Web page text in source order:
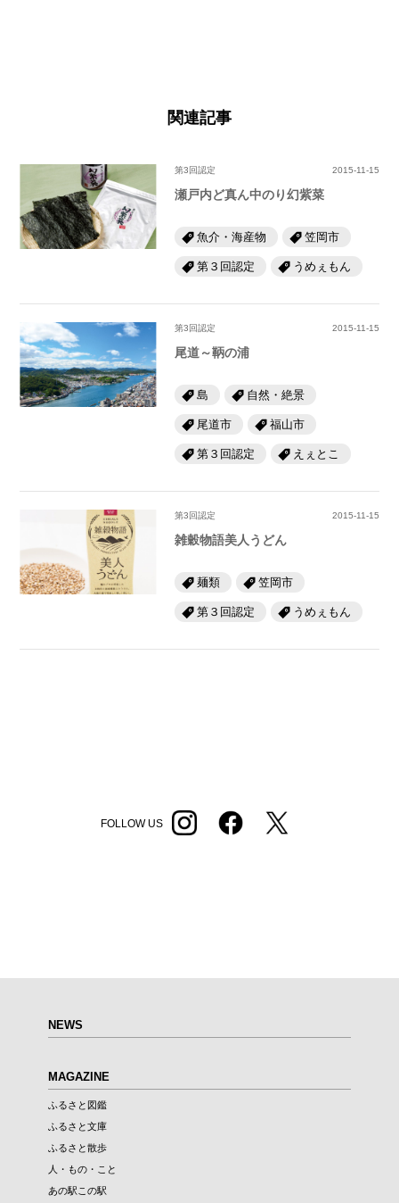
関連記事
第3回認定 2015-11-15
瀬戸内ど真ん中のり幻紫菜
魚介・海産物 笠岡市
第３回認定 うめぇもん
第3回認定 2015-11-15
尾道～鞆の浦
島 自然・絶景
尾道市 福山市
第３回認定 えぇとこ
第3回認定 2015-11-15
雑穀物語美人うどん
麺類 笠岡市
第３回認定 うめぇもん
FOLLOW US
NEWS
MAGAZINE
ふるさと図鑑
ふるさと文庫
ふるさと散歩
人・もの・こと
あの駅この駅